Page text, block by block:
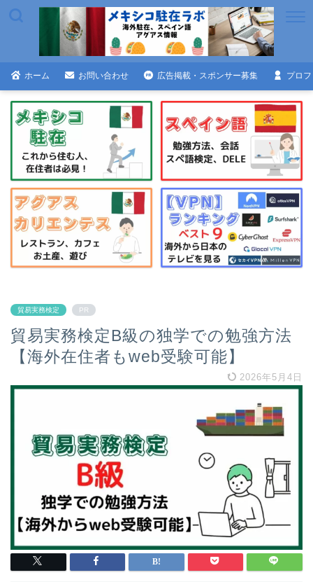
ホーム お問い合わせ 広告掲載・スポンサー募集 プロ
貿易実務検定 PR
貿易実務検定B級の独学での勉強方法
【海外在住者もweb受験可能】
2026年5月4日